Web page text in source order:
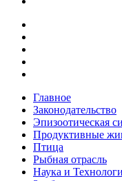
Главное
Законодательство
Эпизоотическая
Продуктивные
Птица
Рыбная отрасль
Наука и